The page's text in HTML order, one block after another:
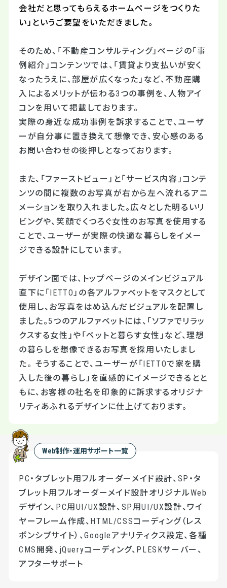
会社だと思ってもらえるホームページをつくりた
い」というご要望をいただきました。
そのため、「不動産コンサルティング」ページの「事
例紹介」コンテンツでは、「賃貸より支払いが安く
なったうえに、部屋が広くなった」など、不動産購
入によるメリットが伝わる3 つの事例を、人物アイ
コンを用いて掲載しております。
実際の身近な成功事例を訴求することで、ユーザ
ーが自分事に置き換えて想像でき、安心感のある
お問い合わせの後押しとなっております。
また、「ファーストビュー」と「サービス内容」コンテ
ンツの間に複数のお写真が右から左へ流れるアニ
メーションを取り入れました。広々とした明るいリ
ビングや、笑顔でくつろぐ女性のお写真を使用する
ことで、ユーザーが実際の快適な暮らしをイメー
ジできる設計にしています。
デザイン面では、トップページのメインビジュアル
直下に「IETTO」の各アルファベットをマスクとして
使用し、お写真をはめ込んだビジュアルを配置し
ました。5つのアルファベットには、「ソファでリラッ
クスする女性」や「ペットと暮らす女性」など、理想
の暮らしを想像できるお写真を採用いたしまし
た。 そうすることで、ユーザーが「IETTOで家を購
入した後の暮らし」を直感的にイメージできるとと
もに、お客様の社名を印象的に訴求するオリジナ
リティあふれるデザインに仕上げております。
Web制作・運用サポート一覧
PC・タブレット用フルオーダーメイド設計、SP・タ
ブレット用フルオーダーメイド設計オリジナルWeb
デザイン、PC用UI/UX設計、SP用UI/UX設計、ワイ
ヤーフレーム作成、HTML/CSSコーディング（レス
ポンシブサイト）、Googleアナリティクス設定、各種
CMS開発、jQueryコーディング、PLESKサーバー、
アフターサポート